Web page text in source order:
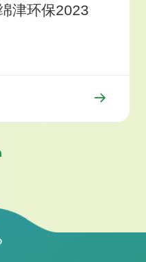
津环保2023